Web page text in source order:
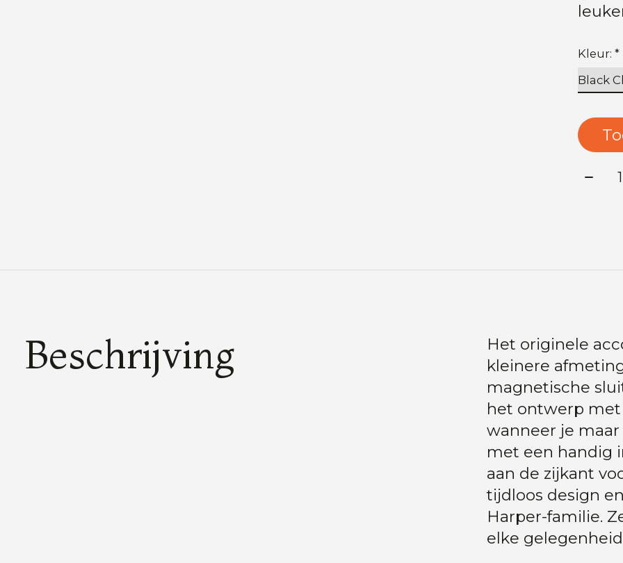
Kleur:*
Aantal:
Beschrijving
Het originele
kleinere
magnetische
het ontwerp met
wanneer je
met een handig
aan de zijkant
tijdloos design
Harper-familie.
elke